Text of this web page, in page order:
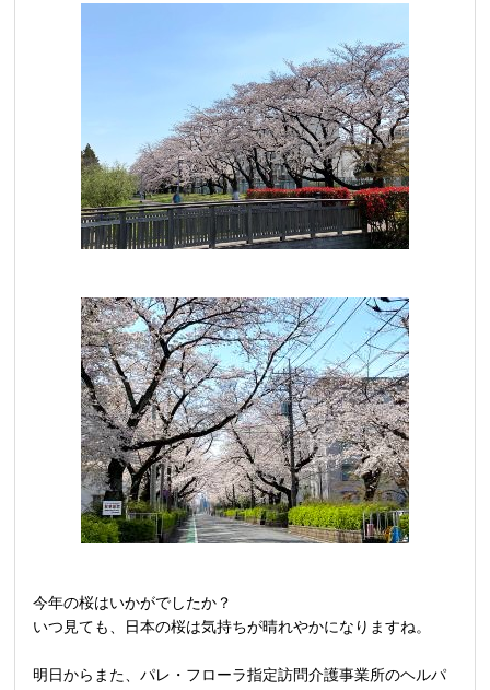
今年の桜はいかがでしたか？
いつ見ても、日本の桜は気持ちが晴れやかになりますね。
明日からまた、パレ・フローラ指定訪問介護事業所のヘルパ